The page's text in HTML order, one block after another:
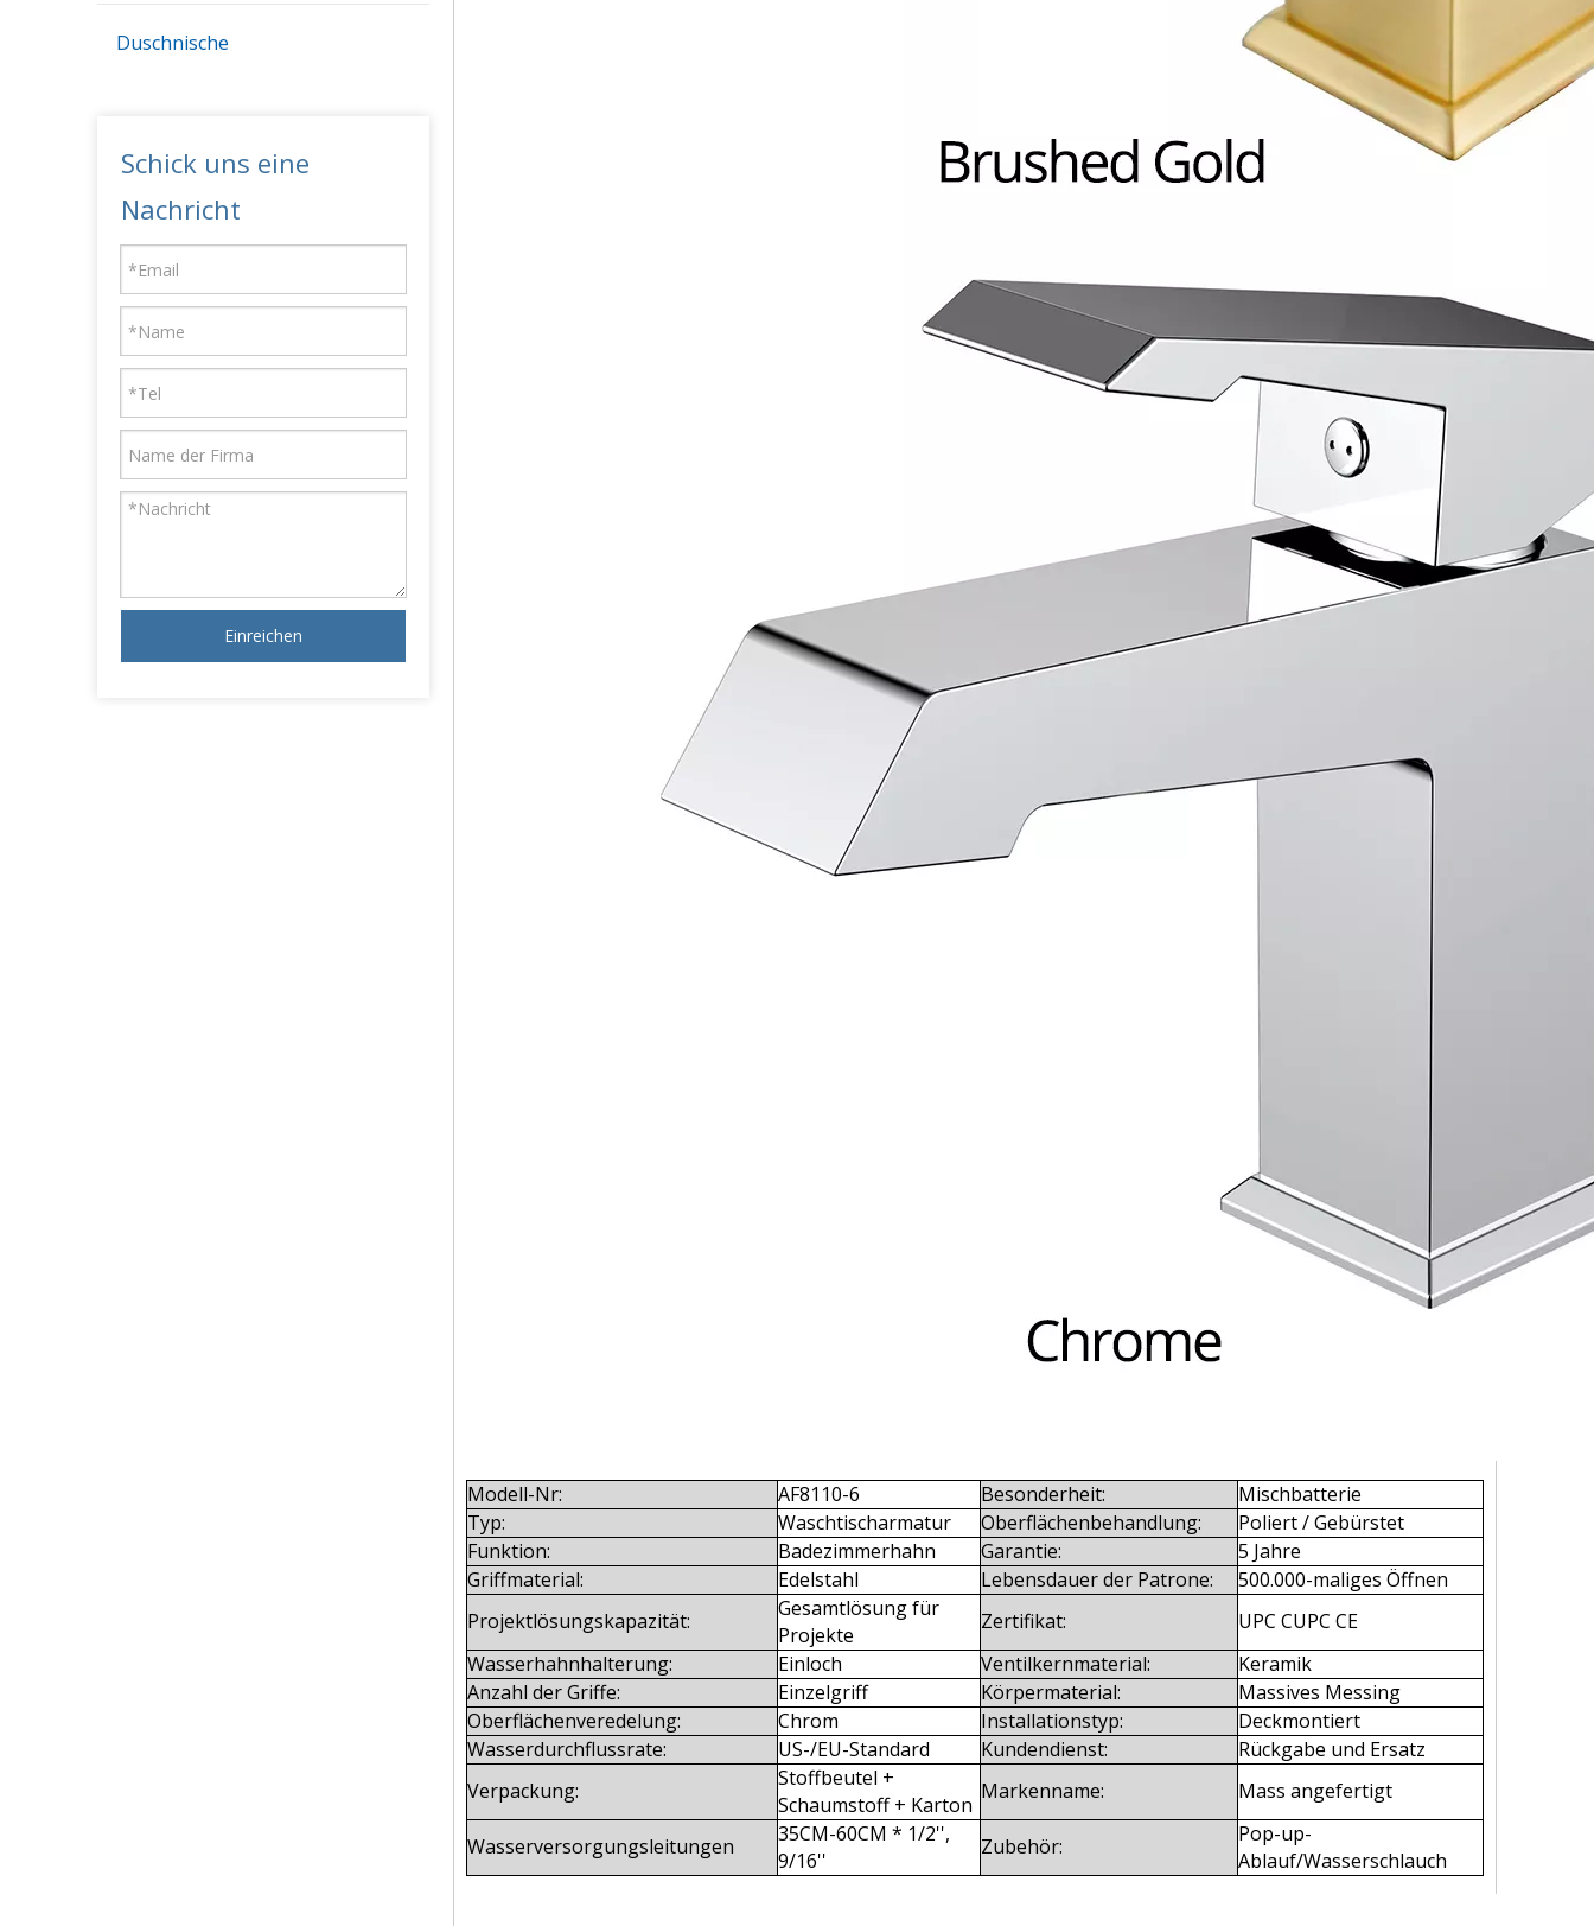
Duschnische
Schick uns eine
Nachricht
Einreichen
Modell-Nr: AF8110-6 Besonderheit:
Mischbatterie
Typ:
Waschtischarmatur Oberflächenbehandlung:
Poliert / Gebürstet
Funktion:
Badezimmerhahn Garantie:
5 Jahre
Griffmaterial:
Edelstahl Lebensdauer der Patrone:
500.000-maliges Öffnen
Projektlösungskapazität:
Gesamtlösung für
Projekte
Zertifikat:
UPC CUPC CE
Wasserhahnhalterung:
Einloch Ventilkernmaterial:
Keramik
Anzahl der Griffe:
Einzelgriff Körpermaterial:
Massives Messing
Oberflächenveredelung:
Chrom Installationstyp:
Deckmontiert
Wasserdurchflussrate:
US-/EU-Standard Kundendienst:
Rückgabe und Ersatz
Verpackung:
Stoffbeutel +
Schaumstoff + Karton
Markenname: Mass angefertigt
Wasserversorgungsleitungen
35CM-60CM * 1/2'',
9/16''
Zubehör:
Pop-up-
Ablauf/Wasserschlauch